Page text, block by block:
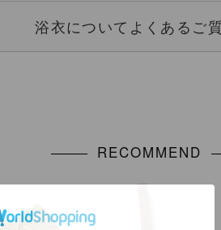
浴衣についてよくあるご
RECOMMEND